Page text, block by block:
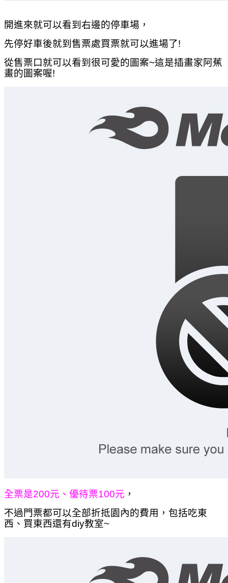
開進來就可以看到右邊的停車場，
先停好車後就到售票處買票就可以進場了!
從售票口就可以看到很可愛的圖案~這是插畫家阿蕉
畫的圖案喔!
全票是200元、優待票100元 ，
不過門票都可以全部折抵園內的費用，包括吃東
西、買東西還有diy教室~